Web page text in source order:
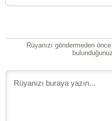
Rüyanızı göndermeden